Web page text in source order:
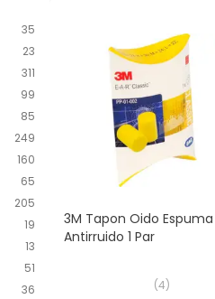
35
23
311
99
85
249
160
65
205
19
13
51
36
3M Tapon Oido Espuma
Antirruido 1 Par
(4)